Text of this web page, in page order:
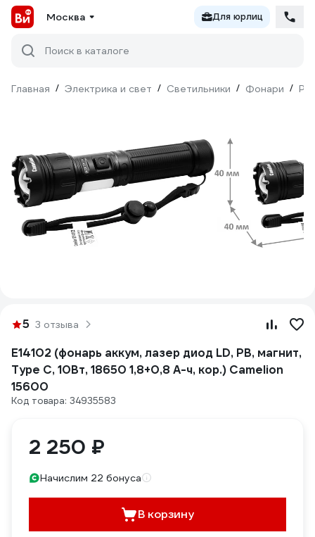
Москва Для юрлиц
Поиск в каталоге
Главная / Электрика и свет / Светильники / Фонари /
5 3 отзыва
E14102 (фонарь аккум, лазер диод LD, PB, магнит,
Type C, 10Вт, 18650 1,8+0,8 А-ч, кор.) Camelion
15600
Код товара: 34935583
2 250 ₽
Начислим 22 бонуса
В корзину